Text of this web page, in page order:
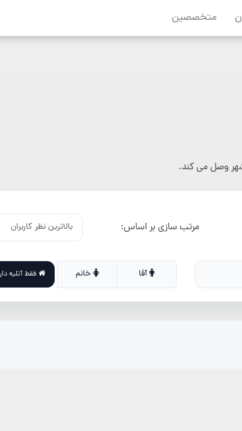
متخصصین
وصل می کند.
مرتب سازی بر اساس:
آقا خانم فقط آتلیه دار